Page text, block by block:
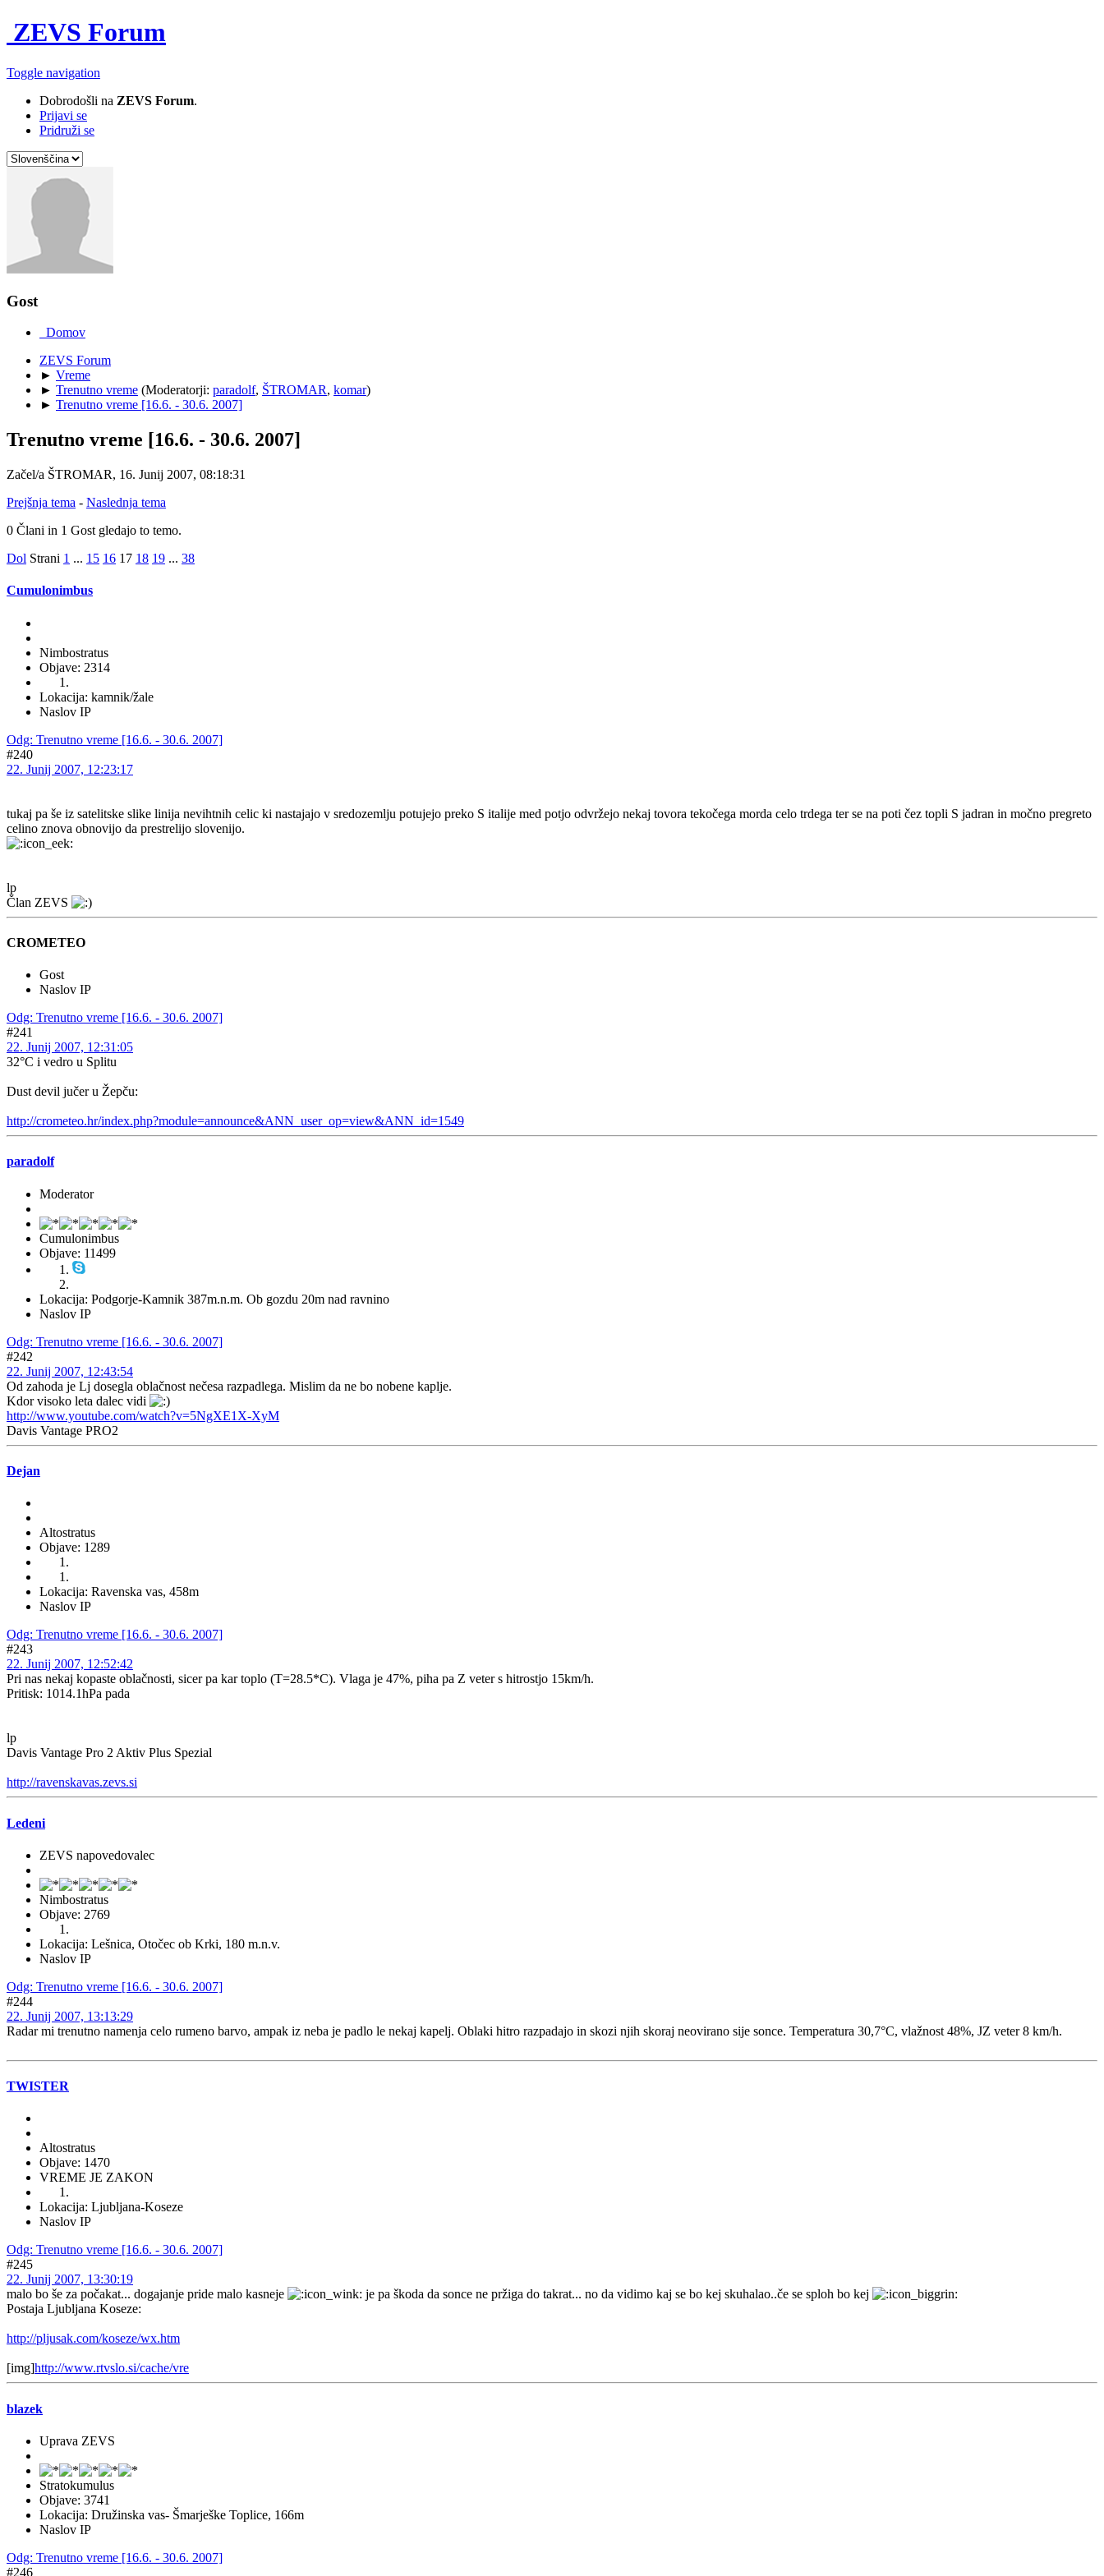
ZEVS Forum
Toggle navigation
Dobrodošli na ZEVS Forum.
Prijavi se
Pridruži se
Gost
Domov
ZEVS Forum
► Vreme
► Trenutno vreme (Moderatorji: paradolf, ŠTROMAR, komar)
► Trenutno vreme [16.6. - 30.6. 2007]
Trenutno vreme [16.6. - 30.6. 2007]
Začel/a ŠTROMAR, 16. Junij 2007, 08:18:31
Prejšnja tema - Naslednja tema
0 Člani in 1 Gost gledajo to temo.
Dol Strani 1 ... 15 16 17 18 19 ... 38
Cumulonimbus
Nimbostratus
Objave: 2314
Lokacija: kamnik/žale
Naslov IP
Odg: Trenutno vreme [16.6. - 30.6. 2007]
#240
22. Junij 2007, 12:23:17
tukaj pa še iz satelitske slike linija nevihtnih celic ki nastajajo v sredozemlju potujejo preko S italije med potjo odvržejo nekaj tovora tekočega morda celo trdega ter se na poti čez topli S jadran in močno pregreto
celino znova obnovijo da prestrelijo slovenijo.
lp
Član ZEVS
CROMETEO
Gost
Naslov IP
Odg: Trenutno vreme [16.6. - 30.6. 2007]
#241
22. Junij 2007, 12:31:05
32°C i vedro u Splitu
Dust devil jučer u Žepču:
http://crometeo.hr/index.php?module=announce&ANN_user_op=view&ANN_id=1549
paradolf
Moderator
Cumulonimbus
Objave: 11499
Lokacija: Podgorje-Kamnik 387m.n.m. Ob gozdu 20m nad ravnino
Naslov IP
Odg: Trenutno vreme [16.6. - 30.6. 2007]
#242
22. Junij 2007, 12:43:54
Od zahoda je Lj dosegla oblačnost nečesa razpadlega. Mislim da ne bo nobene kaplje.
Kdor visoko leta dalec vidi
http://www.youtube.com/watch?v=5NgXE1X-XyM
Davis Vantage PRO2
Dejan
Altostratus
Objave: 1289
Lokacija: Ravenska vas, 458m
Naslov IP
Odg: Trenutno vreme [16.6. - 30.6. 2007]
#243
22. Junij 2007, 12:52:42
Pri nas nekaj kopaste oblačnosti, sicer pa kar toplo (T=28.5*C). Vlaga je 47%, piha pa Z veter s hitrostjo 15km/h.
Pritisk: 1014.1hPa pada
lp
Davis Vantage Pro 2 Aktiv Plus Spezial
http://ravenskavas.zevs.si
Ledeni
ZEVS napovedovalec
Nimbostratus
Objave: 2769
Lokacija: Lešnica, Otočec ob Krki, 180 m.n.v.
Naslov IP
Odg: Trenutno vreme [16.6. - 30.6. 2007]
#244
22. Junij 2007, 13:13:29
Radar mi trenutno namenja celo rumeno barvo, ampak iz neba je padlo le nekaj kapelj. Oblaki hitro razpadajo in skozi njih skoraj neovirano sije sonce. Temperatura 30,7°C, vlažnost 48%, JZ veter 8 km/h.
TWISTER
Altostratus
Objave: 1470
VREME JE ZAKON
Lokacija: Ljubljana-Koseze
Naslov IP
Odg: Trenutno vreme [16.6. - 30.6. 2007]
#245
22. Junij 2007, 13:30:19
malo bo še za počakat... dogajanje pride malo kasneje
je pa škoda da sonce ne pržiga do takrat... no da vidimo kaj se bo kej skuhalao..če se sploh bo kej
Postaja Ljubljana Koseze:
http://pljusak.com/koseze/wx.htm
[img]http://www.rtvslo.si/cache/vre
blazek
Uprava ZEVS
Stratokumulus
Objave: 3741
Lokacija: Družinska vas- Šmarješke Toplice, 166m
Naslov IP
Odg: Trenutno vreme [16.6. - 30.6. 2007]
#246